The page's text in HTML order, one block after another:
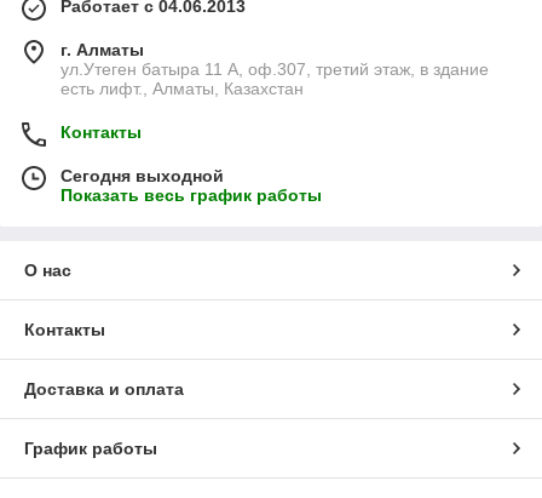
Работает с 04.06.2013
г. Алматы
ул.Утеген батыра 11 А, оф.307, третий этаж, в здание
есть лифт., Алматы, Казахстан
Контакты
Сегодня выходной
Показать весь график работы
О нас
Контакты
Доставка и оплата
График работы